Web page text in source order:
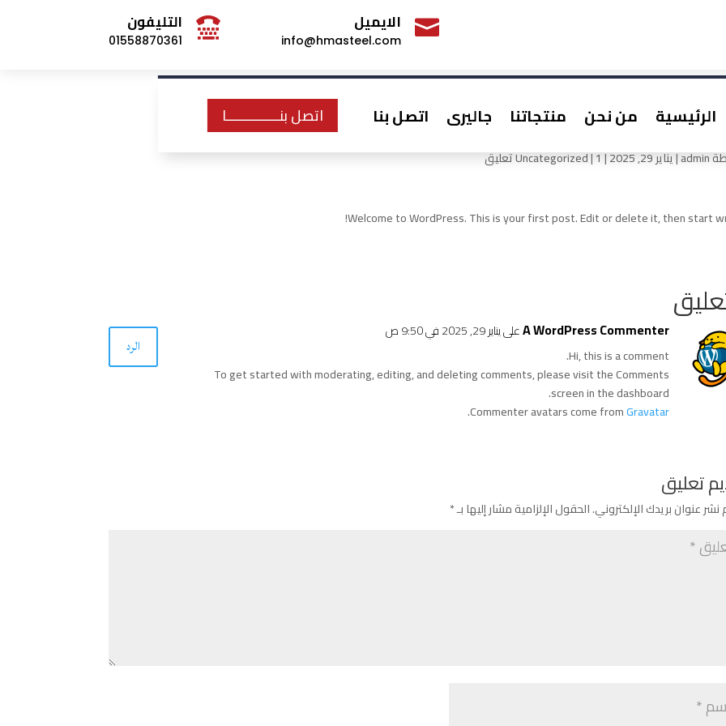
 الايميل
info@hmasteel.com
 التليفون
01558870361
الرئيسية من نحن منتجاتنا جاليرى اتصل بنا اتصل بنـــــــــــــا Hello
admin
|يناير 29, 2025 |
Uncategorized|1 تعليق
Welcome to WordPress. This is your first post. Edit or delete it, then start
A WordPress Commenterعلى يناير 29, 2025 في 9:50 ص
Hi, this is a comment.
To get started with moderating, editing, and deleting comments, please visit the Comments
screen in the dashboard.
Commenter avatars come fromGravatar
.
الرد
تعليق
نشر عنوان بريدك الإلكتروني.الحقول الإلزامية مشار إليها بـ*